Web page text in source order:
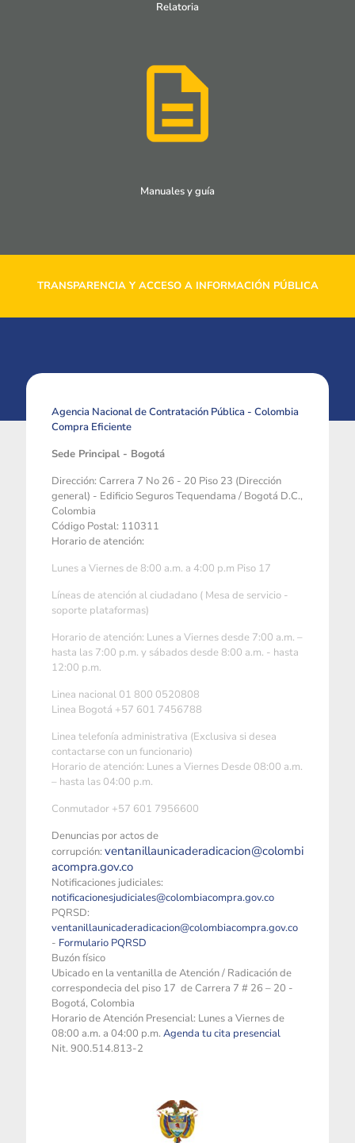
Relatoria
Manuales y guía
TRANSPARENCIA Y ACCESO A INFORMACIÓN PÚBLICA
Agencia Nacional de Contratación Pública - Colombia
Compra Eficiente
Sede Principal - Bogotá
Dirección: Carrera 7 No 26 - 20 Piso 23 (Dirección
general) - Edificio Seguros Tequendama / Bogotá D.C.,
Colombia
Código Postal: 110311
Horario de atención:
Lunes a Viernes de 8:00 a.m. a 4:00 p.m Piso 17
Líneas de atención al ciudadano ( Mesa de servicio -
soporte plataformas)
Horario de atención: Lunes a Viernes desde 7:00 a.m. –
hasta las 7:00 p.m. y sábados desde 8:00 a.m. - hasta
12:00 p.m.
Linea nacional 01 800 0520808
Linea Bogotá +57 601 7456788
Linea telefonía administrativa (Exclusiva si desea
contactarse con un funcionario)
Horario de atención: Lunes a Viernes Desde 08:00 a.m.
– hasta las 04:00 p.m.
Conmutador +57 601 7956600
Denuncias por actos de
corrupción: ventanillaunicaderadicacion@colombi
acompra.gov.co
Notificaciones judiciales:
notificacionesjudiciales@colombiacompra.gov.co
PQRSD:
ventanillaunicaderadicacion@colombiacompra.gov.co
- Formulario PQRSD
Buzón físico
Ubicado en la ventanilla de Atención / Radicación de
correspondecia del piso 17 de Carrera 7 # 26 – 20 -
Bogotá, Colombia
Horario de Atención Presencial: Lunes a Viernes de
08:00 a.m. a 04:00 p.m. Agenda tu cita presencial
Nit. 900.514.813-2